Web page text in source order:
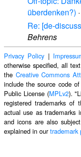
überdenken?) ·
Re: [de-
Behrens
Privacy Policy |
otherwise specified, all
the Creative Commons
include the source code
Public License (MPLv2).
registered trademarks of
actual use as trademarks
and icons are also
explained in ourtrademark